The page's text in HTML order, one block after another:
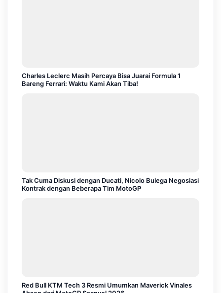
Charles Leclerc Masih Percaya Bisa Juarai Formula 1
Bareng Ferrari: Waktu Kami Akan Tiba!
Tak Cuma Diskusi dengan Ducati, Nicolo Bulega Negosiasi
Kontrak dengan Beberapa Tim MotoGP
Red Bull KTM Tech 3 Resmi Umumkan Maverick Vinales